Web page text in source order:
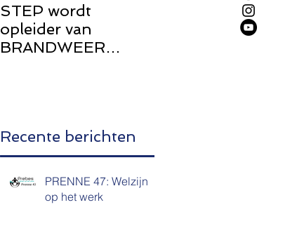
STEP wordt
opleider van
BRANDWEER
STEP Brochure:
Rondom de
Recente berichten
PRENNE 47: Welzijn
op het werk